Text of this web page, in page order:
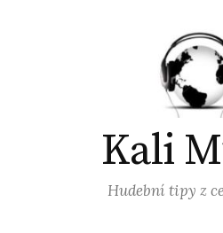
Kali
Hudební tipy z